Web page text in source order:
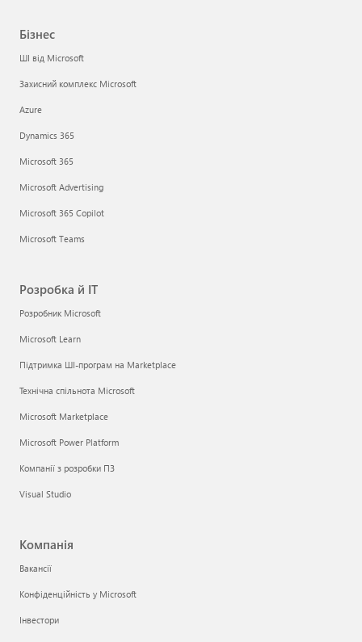
Бізнес
ШІ від Microsoft
Захисний комплекс Microsoft
Azure
Dynamics 365
Microsoft 365
Microsoft Advertising
Microsoft 365 Copilot
Microsoft Teams
Розробка й ІТ
Розробник Microsoft
Microsoft Learn
Підтримка ШІ-програм на Marketplace
Технічна спільнота Microsoft
Microsoft Marketplace
Microsoft Power Platform
Компанії з розробки ПЗ
Visual Studio
Компанія
Вакансії
Конфіденційність у Microsoft
Інвестори